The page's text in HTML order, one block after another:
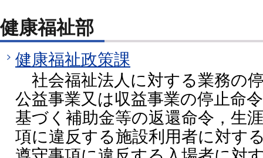
健康福祉部
健康福祉政策課
社会福祉法人に対する業務の
公益事業又は収益事業の停止命
基づく補助金等の返還命令，生
項に違反する施設利用者に対す